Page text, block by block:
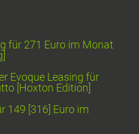
für 271 Euro im Monat
Evoque Leasing für
[Hoxton Edition]
149 [316] Euro im